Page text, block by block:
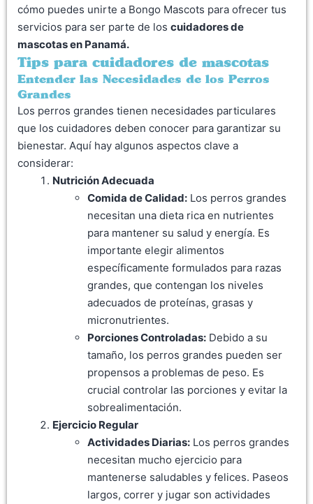
cómo puedes unirte a Bongo Mascots para ofrecer tus
servicios para ser parte de los cuidadores de
mascotas en Panamá.
Tips para cuidadores de mascotas
Entender las Necesidades de los Perros
Grandes
Los perros grandes tienen necesidades particulares
que los cuidadores deben conocer para garantizar su
bienestar. Aquí hay algunos aspectos clave a
considerar:
Nutrición Adecuada
Comida de Calidad: Los perros grandes
necesitan una dieta rica en nutrientes
para mantener su salud y energía. Es
importante elegir alimentos
específicamente formulados para razas
grandes, que contengan los niveles
adecuados de proteínas, grasas y
micronutrientes.
Porciones Controladas: Debido a su
tamaño, los perros grandes pueden ser
propensos a problemas de peso. Es
crucial controlar las porciones y evitar la
sobrealimentación.
Ejercicio Regular
Actividades Diarias: Los perros grandes
necesitan mucho ejercicio para
mantenerse saludables y felices. Paseos
largos, correr y jugar son actividades